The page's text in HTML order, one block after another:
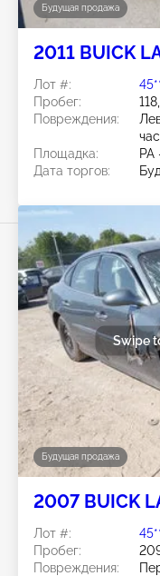
Будущая продажа
2011 BUICK
Лот #:
Пробег:
Повреждения:
Площадка:
PA
Дата торгов:
Будущая продажа
Swipe
2007 BUICK
Лот #:
Пробег:
Повреждения: